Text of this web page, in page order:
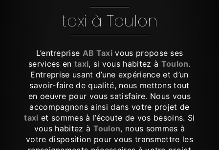
taxi à Toulon
L’entreprise AB Taxivous propose ses
services en taxi, si vous habitez à Toulon.
Entreprise usant d’une expérience et d’un
savoir-faire de qualité, nous mettons tout
en oeuvre pour vous satisfaire. Nous vous
accompagnons ainsi dans votre projet de
taxi et sommes à l’écoute de vos besoins. Si
vous habitez à Toulon, nous sommes à
votre disposition pour vous transmettre les